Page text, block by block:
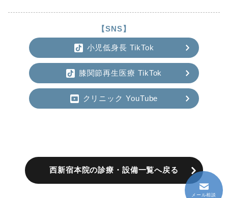
【SNS】
小児低身長 TikTok
膝関節再生医療 TikTok
クリニック YouTube
西新宿本院の診療・設備一覧へ戻る
メール相談